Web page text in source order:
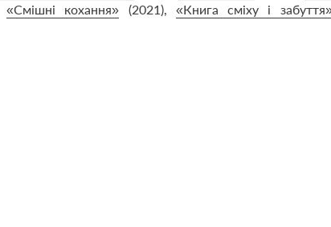
«Смішні кохання» (2021), «Книга сміху і